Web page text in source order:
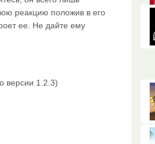
реакцию положив в его
ее. Не дайте ему